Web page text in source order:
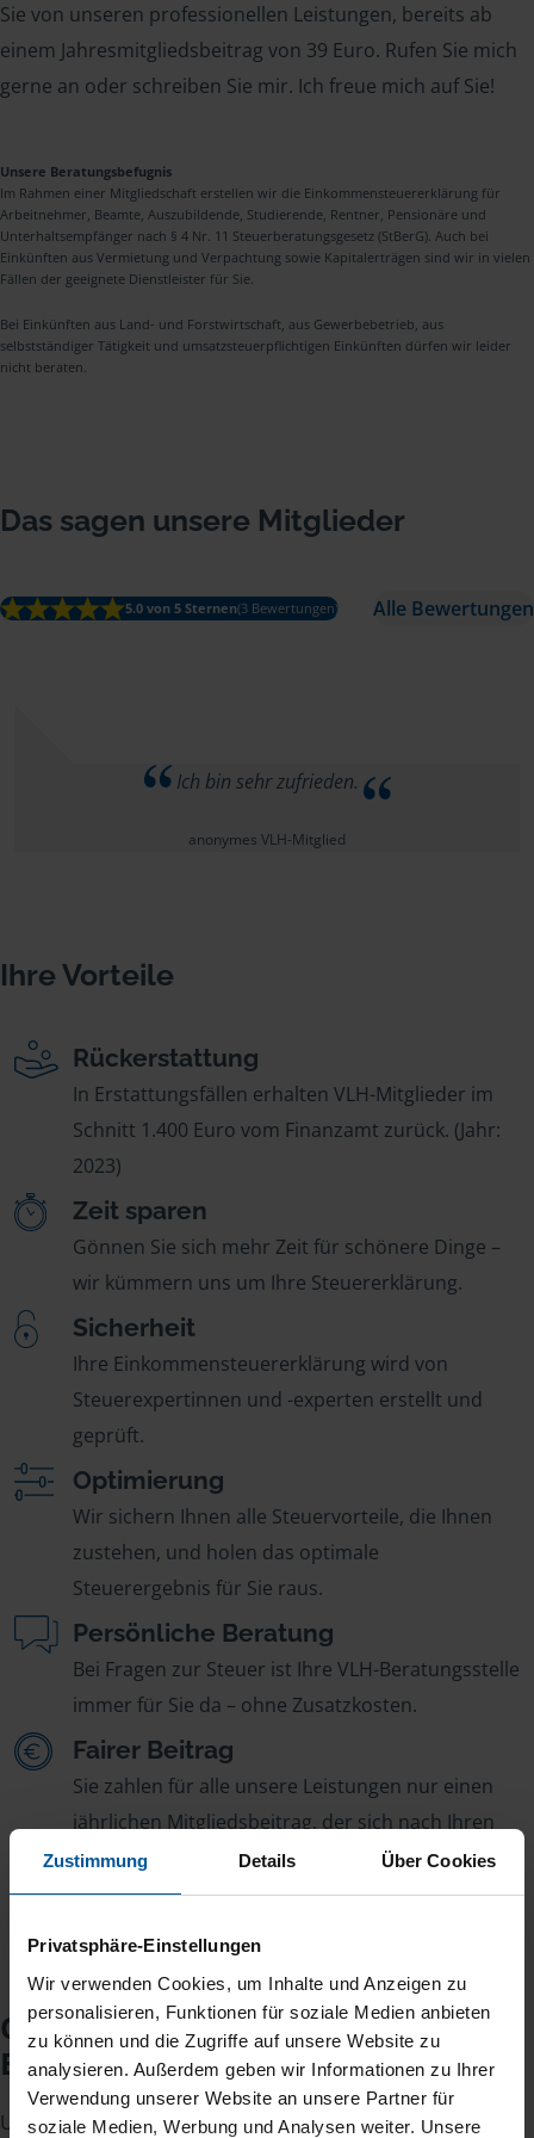
Zustimmung Details Über Cookies
Privatsphäre-Einstellungen
Wir verwenden Cookies, um Inhalte und Anzeigen zu
personalisieren, Funktionen für soziale Medien anbieten
zu können und die Zugriffe auf unsere Website zu
analysieren. Außerdem geben wir Informationen zu Ihrer
Verwendung unserer Website an unsere Partner für
soziale Medien, Werbung und Analysen weiter. Unsere
Sie von unseren professionellen Leistungen, bereits ab
einem Jahresmitgliedsbeitrag von 39 Euro. Rufen Sie mich
gerne an oder schreiben Sie mir. Ich freue mich auf Sie!
Unsere Beratungsbefugnis
Im Rahmen einer Mitgliedschaft erstellen wir die Einkommensteuererklärung für
Arbeitnehmer, Beamte, Auszubildende, Studierende, Rentner, Pensionäre und
Unterhaltsempfänger nach § 4 Nr. 11 Steuerberatungsgesetz (StBerG). Auch bei
Einkünften aus Vermietung und Verpachtung sowie Kapitalerträgen sind wir in vielen
Fällen der geeignete Dienstleister für Sie.
Bei Einkünften aus Land- und Forstwirtschaft, aus Gewerbebetrieb, aus
selbstständiger Tätigkeit und umsatzsteuerpflichtigen Einkünften dürfen wir leider
nicht beraten.
Das sagen unsere Mitglieder
5.0 von 5 Sternen(3 Bewertungen) Alle Bewertungen
Ich bin sehr zufrieden.
anonymes VLH-Mitglied
Ihre Vorteile
Rückerstattung
In Erstattungsfällen erhalten VLH-Mitglieder im
Schnitt 1.400 Euro vom Finanzamt zurück. (Jahr:
2023)
Zeit sparen
Gönnen Sie sich mehr Zeit für schönere Dinge –
wir kümmern uns um Ihre Steuererklärung.
Sicherheit
Ihre Einkommensteuererklärung wird von
Steuerexpertinnen und -experten erstellt und
geprüft.
Optimierung
Wir sichern Ihnen alle Steuervorteile, die Ihnen
zustehen, und holen das optimale
Steuerergebnis für Sie raus.
Persönliche Beratung
Bei Fragen zur Steuer ist Ihre VLH-Beratungsstelle
immer für Sie da – ohne Zusatzkosten.
Fairer Beitrag
Sie zahlen für alle unsere Leistungen nur einen
jährlichen Mitgliedsbeitrag, der sich nach Ihren
Jahreseinnahmen richtet.
Checkliste für Ihr
Beratungsgespräch
Um Ihre Steuererklärung erstellen zu können, benötigen